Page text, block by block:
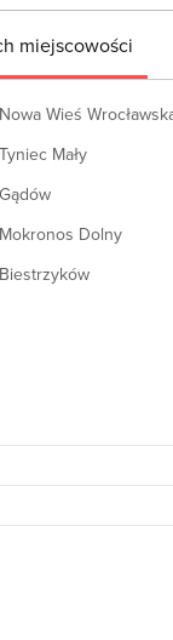
miejscowości
Nowa Wieś
Tyniec Mały
Gądów
Mokronos Dolny
Biestrzyków